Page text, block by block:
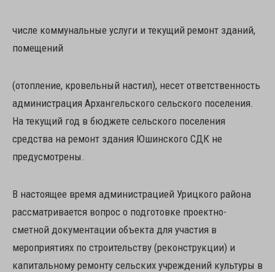
числе коммунальные услуги и текущий ремонт зданий,
помещений
(отопление, кровельный настил), несет ответственность
администрация Архангельского сельского поселения.
На текущий год в бюджете сельского поселения
средства на ремонт здания Юшинского СДК не
предусмотрены.
В настоящее время администрацией Урицкого района
рассматривается вопрос о подготовке проектно-
сметной документации объекта для участия в
мероприятиях по строительству (реконструкции) и
капитальному ремонту сельских учреждений культуры в